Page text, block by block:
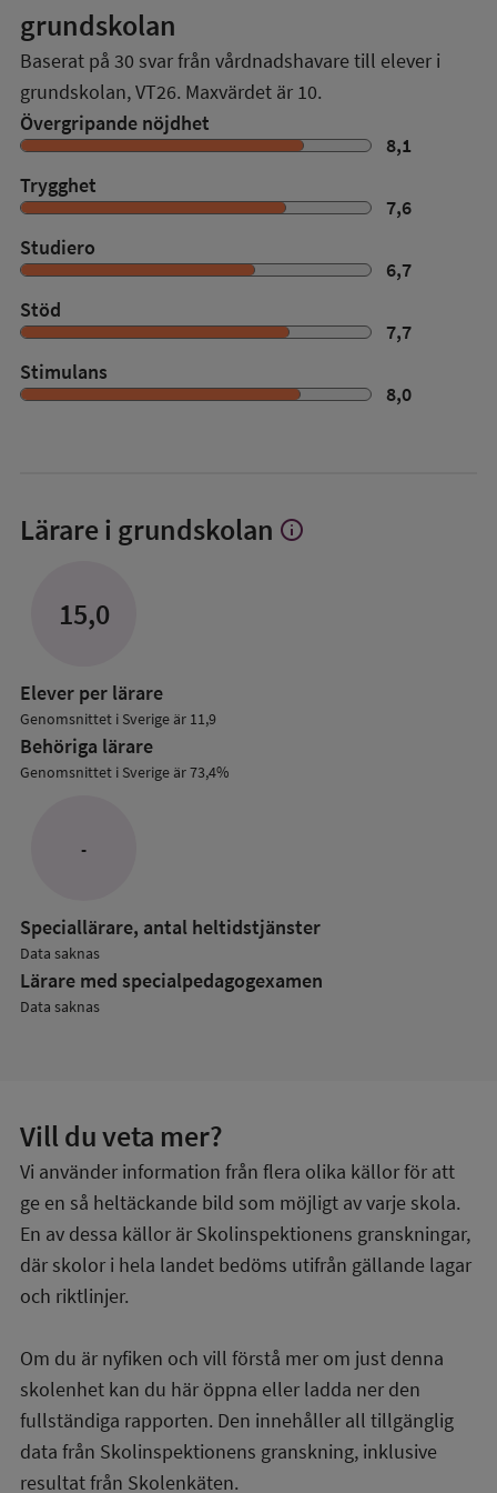
grundskolan
Baserat på 30 svar från vårdnadshavare till elever i
grundskolan,VT26. Maxvärdet är 10.
Övergripande nöjdhet
8,1
Trygghet
7,6
Studiero
6,7
Stöd
7,7
Stimulans
8,0
Lärare i grundskolan Visa
info
15,0
Elever per lärare
Genomsnittet i Sverige är 11,9
Behöriga lärare
Genomsnittet i Sverige är 73,4%
-
Speciallärare, antal heltidstjänster
Data saknas
Lärare med specialpedagog­examen
Data saknas
Vill du veta mer?
Vi använder information från flera olika källor för att
ge en så heltäckande bild som möjligt av varje skola.
En av dessa källor är Skolinspektionens granskningar,
där skolor i hela landet bedöms utifrån gällande lagar
och riktlinjer.
Om du är nyfiken och vill förstå mer om just denna
skolenhet kan du här öppna eller ladda ner den
fullständiga rapporten. Den innehåller all tillgänglig
data från Skolinspektionens granskning, inklusive
resultat från Skolenkäten.